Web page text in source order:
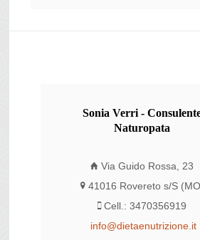
SoniaVerri -
Naturopata
Via Guido Rossa, 23
41016 Rovereto s/S
Cell.: 3470356919
info@dietaenutrizione.it